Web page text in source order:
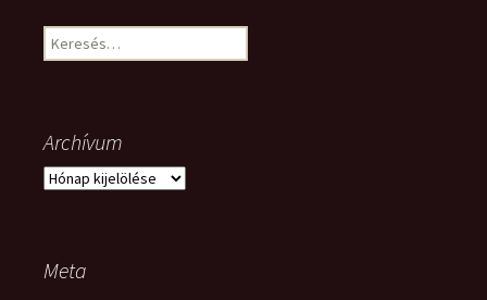
Keresés:
Archívum
Archívum
Meta